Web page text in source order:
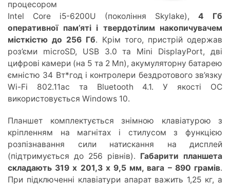
процесором
Intel Core i5-6200U (покоління Skylake), 4 Гб
оперативної пам’яті і твердотілим накопичувачем
місткістю до 256 Гб. Крім того, пристрій одержав
роз’єми microSD, USB 3.0 та Mini DisplayPort, дві
цифрові камери (на 5 та 2 Мп), акумуляторну батарею
ємністю 34 Вт*год і контролери бездротового зв’язку
Wi-Fi 802.11ac та Bluetooth 4.1. У якості ОС
використовується Windows 10.
Планшет комплектується знімною клавіатурою з
кріпленням на магнітах і стилусом з функцією
розпізнавання сили натискання на дисплей
(підтримується до 256 рівнів). Габарити планшета
складають 319 х 201,3 х 9,5 мм, вага – 890 грамів.
При підключенні клавіатури апарат важить 1,25 кг, а